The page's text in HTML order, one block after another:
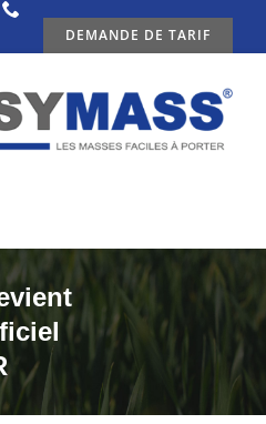
DEMANDE DE TARIF